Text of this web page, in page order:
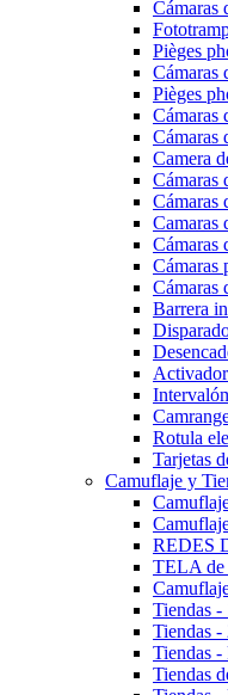
Cámaras
Pièges
Pièges
Cámaras
Cámaras
Camera
Cámaras
Cámaras
Cámaras
Cámaras
Cámaras
Barrera
Rotula
Tarjetas
Camuflaje y
REDES
TELA de
Tiendas
Tiendas
Tiendas
Tiendas